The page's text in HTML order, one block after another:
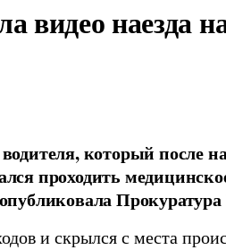
видео наезда
который после
проходить
и скрылся с места